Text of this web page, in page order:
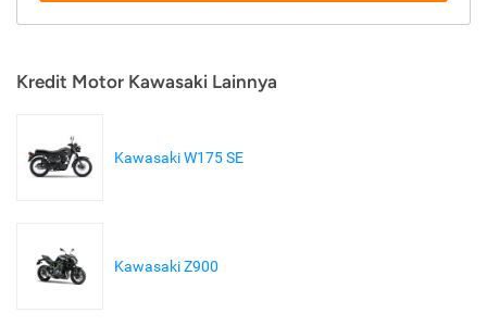
Kredit Motor Kawasaki Lainnya
Kawasaki W175 SE
Kawasaki Z900